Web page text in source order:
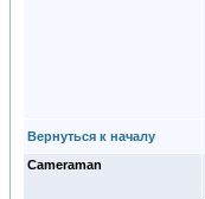
Вернуться к началу
Cameraman